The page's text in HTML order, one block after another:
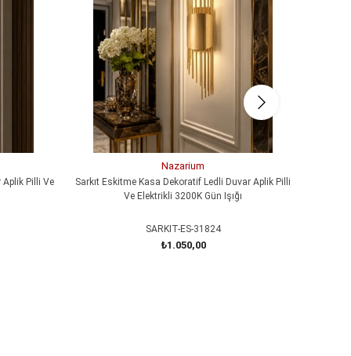
Pilli Ve
Nazarium
Sarkıt Eskitme Kasa Dekoratif Ledli Duvar Aplik Pilli
Ve Elektrikli 3200K Gün Işığı
SARKIT-ES-31824
₺1.050,00